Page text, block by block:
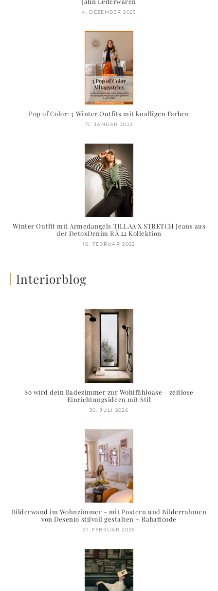
4. DEZEMBER 2023
Pop of Color: 3 Winter Outfits mit knalligen Farben
17. JANUAR 2023
Winter Outfit mit Armedangels TILLAA X STRETCH Jeans aus
der DetoxDenim RÅ 22 Kollektion
16. FEBRUAR 2022
Interiorblog
So wird dein Badezimmer zur Wohlfühloase – zeitlose
Einrichtungsideen mit Stil
30. JULI 2026
Bilderwand im Wohnzimmer – mit Postern und Bilderrahmen
von Desenio stilvoll gestalten + Rabattcode
21. FEBRUAR 2026